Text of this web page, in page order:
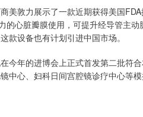
美敦力展示了一款近期获得美国
的心脏瓣膜使用，可提升经导管主
款设备也有计划引进中国市场。
今年的进博会上正式首发第二批
中心、妇科日间宫腔镜诊疗中心等